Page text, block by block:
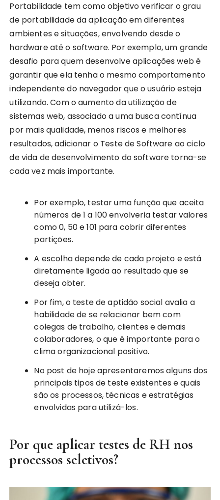
Portabilidade tem como objetivo verificar o grau
de portabilidade da aplicação em diferentes
ambientes e situações, envolvendo desde o
hardware até o software. Por exemplo, um grande
desafio para quem desenvolve aplicações web é
garantir que ela tenha o mesmo comportamento
independente do navegador que o usuário esteja
utilizando. Com o aumento da utilização de
sistemas web, associado a uma busca contínua
por mais qualidade, menos riscos e melhores
resultados, adicionar o Teste de Software ao ciclo
de vida de desenvolvimento do software torna-se
cada vez mais importante.
Por exemplo, testar uma função que aceita
números de 1 a 100 envolveria testar valores
como 0, 50 e 101 para cobrir diferentes
partições.
A escolha depende de cada projeto e está
diretamente ligada ao resultado que se
deseja obter.
Por fim, o teste de aptidão social avalia a
habilidade de se relacionar bem com
colegas de trabalho, clientes e demais
colaboradores, o que é importante para o
clima organizacional positivo.
No post de hoje apresentaremos alguns dos
principais tipos de teste existentes e quais
são os processos, técnicas e estratégias
envolvidas para utilizá-los.
Por que aplicar testes de RH nos
processos seletivos?